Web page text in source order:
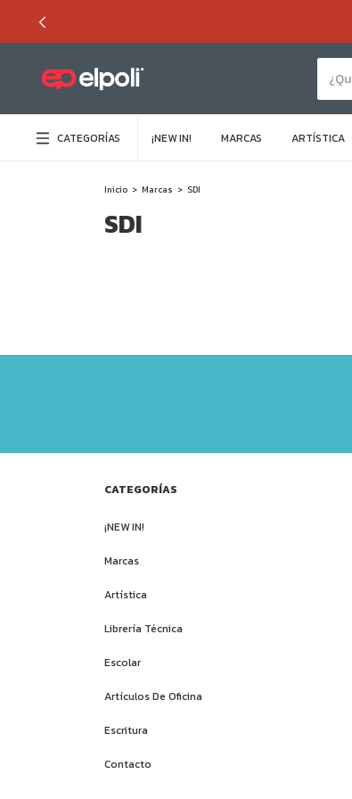
CATEGORÍAS ¡NEW IN! MARCAS ARTÍSTICA
Inicio > Marcas > SDI
SDI
CATEGORÍAS
¡NEW IN!
Marcas
Artística
Librería Técnica
Escolar
Artículos De Oficina
Escritura
Contacto